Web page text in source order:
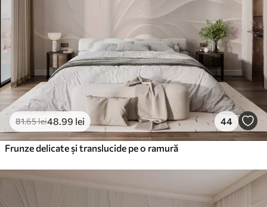
81.65lei48 .99 lei 44
Frunze delicate și translucide pe o ramură